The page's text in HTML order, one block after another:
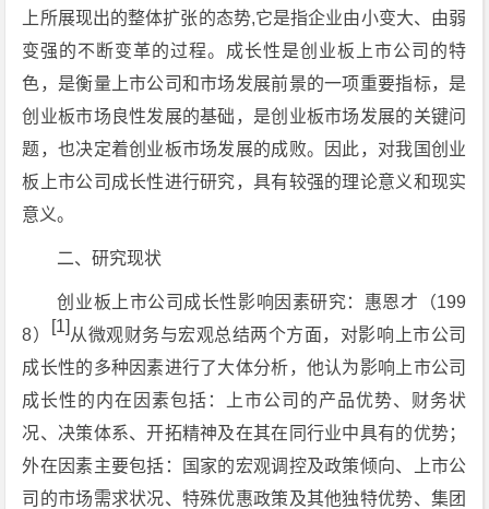
上所展现出的整体扩张的态势,它是指企业由小变大、由弱
变强的不断变革的过程。成长性是创业板上市公司的特
色，是衡量上市公司和市场发展前景的一项重要指标，是
创业板市场良性发展的基础，是创业板市场发展的关键问
题，也决定着创业板市场发展的成败。因此，对我国创业
板上市公司成长性进行研究，具有较强的理论意义和现实
意义。
二、研究现状
创业板上市公司成长性影响因素研究：惠恩才（199
8）
[1]从微观财务与宏观总结两个方面，对影响上市公司
成长性的多种因素进行了大体分析，他认为影响上市公司
成长性的内在因素包括：上市公司的产品优势、财务状
况、决策体系、开拓精神及在其在同行业中具有的优势；
外在因素主要包括：国家的宏观调控及政策倾向、上市公
司的市场需求状况、特殊优惠政策及其他独特优势、集团